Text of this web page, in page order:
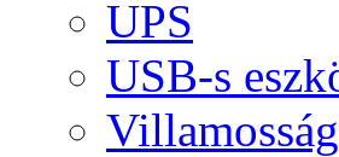
UPS
USB-s